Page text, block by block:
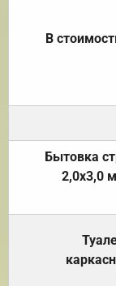
В
Бытовка
2,0х3,0